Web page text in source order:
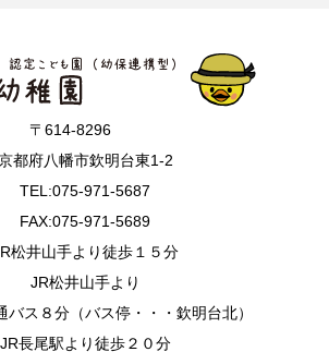
〒614-8296
都府八幡市欽明台東1-2
TEL:075-971-5687
FAX:075-971-5689
松井山手より徒歩１５分
JR松井山手より
バス８分（バス停・・・欽明台北）
JR長尾駅より徒歩２０分